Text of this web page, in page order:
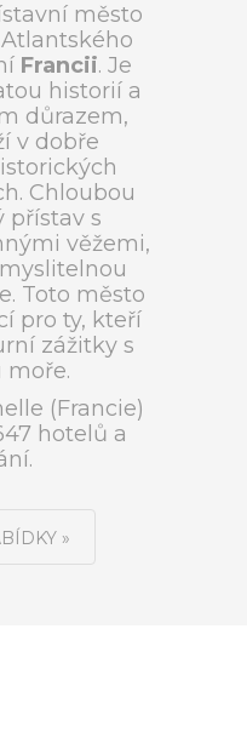
město
Francii. Je
historií a
důrazem,
v dobře
Chloubou
přístav s
věžemi,
Toto město
pro ty, kteří
zážitky s
moře.
(Francie)
hotelů a
»